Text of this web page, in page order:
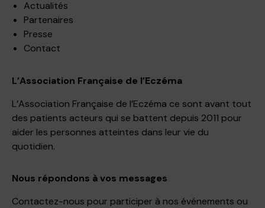
Actualités
Partenaires
Presse
Contact
L’Association Française de l’Eczéma
L’Association Française de l’Eczéma ce sont avant tout
des patients acteurs qui se battent depuis 2011 pour
aider les personnes atteintes dans leur vie du
quotidien.
Nous répondons à vos messages
Contactez-nous pour participer à nos événements ou